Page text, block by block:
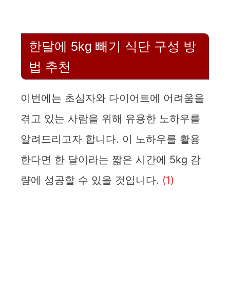
한달에 5kg 빼기 식단 구성 방
법 추천
이번에는 초심자와 다이어트에 어려움을
겪고 있는 사람을 위해 유용한 노하우를
알려드리고자 합니다. 이 노하우를 활용
한다면 한 달이라는 짧은 시간에 5kg 감
량에 성공할 수 있을 것입니다. (1)